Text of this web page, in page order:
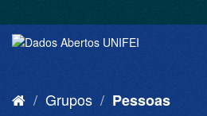
Grupos Pessoas